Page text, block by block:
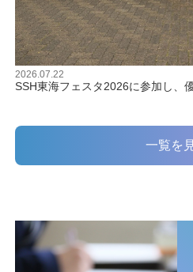
2026.07.22
SSH東海フェスタ2026に参加し、
一覧を